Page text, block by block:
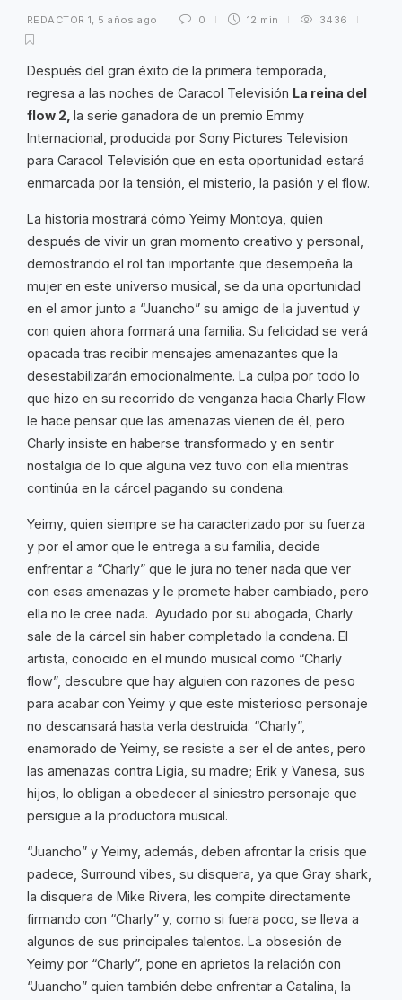
REDACTOR 1, 5 años ago 0 12 min 3436
Después del gran éxito de la primera temporada,
regresa a las noches de Caracol Televisión La reina del
flow 2, la serie ganadora de un premio Emmy
Internacional, producida por Sony Pictures Television
para Caracol Televisión que en esta oportunidad estará
enmarcada por la tensión, el misterio, la pasión y el flow.
La historia mostrará cómo Yeimy Montoya, quien
después de vivir un gran momento creativo y personal,
demostrando el rol tan importante que desempeña la
mujer en este universo musical, se da una oportunidad
en el amor junto a “Juancho” su amigo de la juventud y
con quien ahora formará una familia. Su felicidad se verá
opacada tras recibir mensajes amenazantes que la
desestabilizarán emocionalmente. La culpa por todo lo
que hizo en su recorrido de venganza hacia Charly Flow
le hace pensar que las amenazas vienen de él, pero
Charly insiste en haberse transformado y en sentir
nostalgia de lo que alguna vez tuvo con ella mientras
continúa en la cárcel pagando su condena.
Yeimy, quien siempre se ha caracterizado por su fuerza
y por el amor que le entrega a su familia, decide
enfrentar a “Charly” que le jura no tener nada que ver
con esas amenazas y le promete haber cambiado, pero
ella no le cree nada. Ayudado por su abogada, Charly
sale de la cárcel sin haber completado la condena. El
artista, conocido en el mundo musical como “Charly
flow”, descubre que hay alguien con razones de peso
para acabar con Yeimy y que este misterioso personaje
no descansará hasta verla destruida. “Charly”,
enamorado de Yeimy, se resiste a ser el de antes, pero
las amenazas contra Ligia, su madre; Erik y Vanesa, sus
hijos, lo obligan a obedecer al siniestro personaje que
persigue a la productora musical.
“Juancho” y Yeimy, además, deben afrontar la crisis que
padece, Surround vibes, su disquera, ya que Gray shark,
la disquera de Mike Rivera, les compite directamente
firmando con “Charly” y, como si fuera poco, se lleva a
algunos de sus principales talentos. La obsesión de
Yeimy por “Charly”, pone en aprietos la relación con
“Juancho” quien también debe enfrentar a Catalina, la